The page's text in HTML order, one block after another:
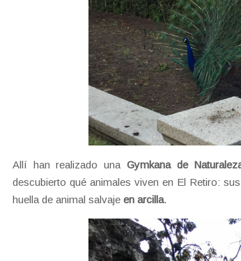
Allí han realizado una Gymkana de
descubierto qué animales viven en El Retiro:
huella de animal salvaje en arcilla.